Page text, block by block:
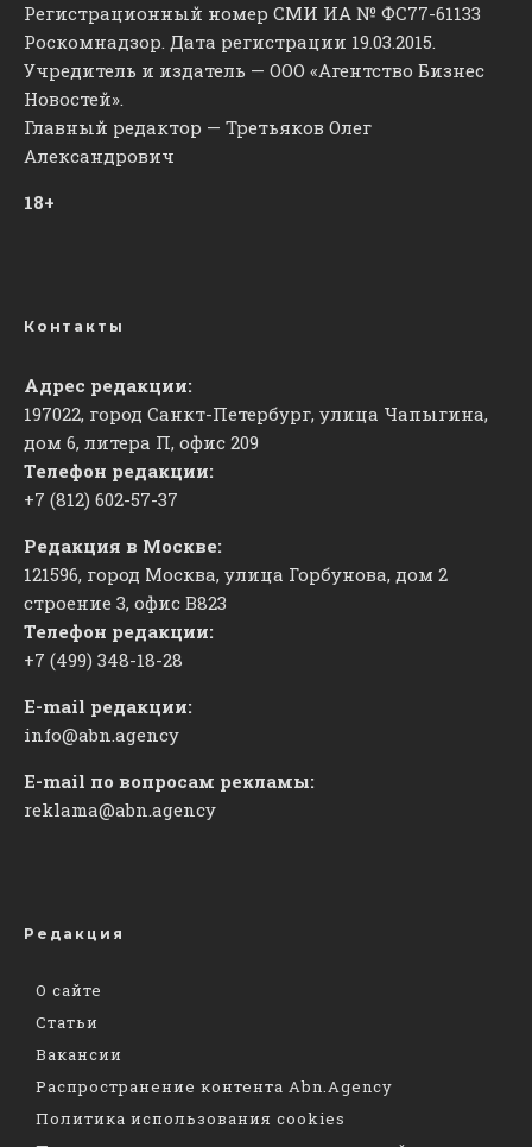
Регистрационный номер СМИ ИА № ФС77-61133
Роскомнадзор. Дата регистрации 19.03.2015.
Учредитель и издатель — ООО «Агентство Бизнес
Новостей».
Главный редактор — Третьяков Олег
Александрович
18+
Контакты
Адрес редакции:
197022, город Санкт-Петербург, улица Чапыгина,
дом 6, литера П, офис 209
Телефон редакции:
+7 (812) 602-57-37
Редакция в Москве:
121596, город Москва, улица Горбунова, дом 2
строение 3, офис ​В823
Телефон редакции:
+7 (499) 348-18-28
E-mail редакции:
info@abn.agency
E-mail по вопросам рекламы:
reklama@abn.agency
Редакция
О сайте
Статьи
Вакансии
Распространение контента Abn.Agency
Политика использования cookies